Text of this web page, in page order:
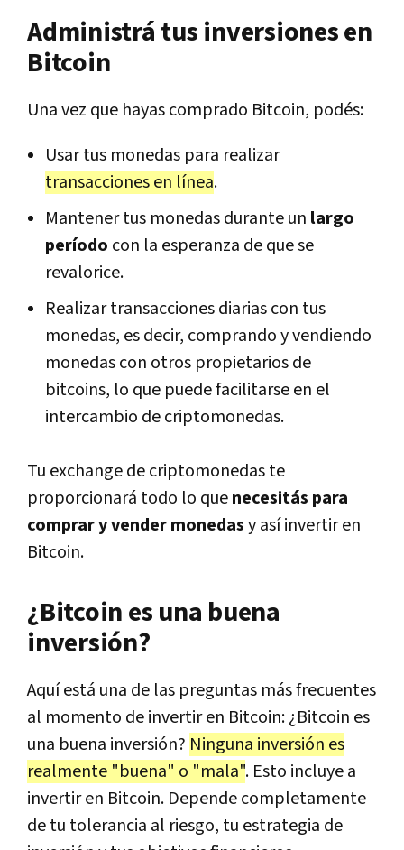
Administrá tus inversiones en
Bitcoin
Una vez que hayas comprado Bitcoin, podés:
Usar tus monedas para realizar
transacciones en línea.
Mantener tus monedas durante un largo
período con la esperanza de que se
revalorice.
Realizar transacciones diarias con tus
monedas, es decir, comprando y vendiendo
monedas con otros propietarios de
bitcoins, lo que puede facilitarse en el
intercambio de criptomonedas.
Tu exchange de criptomonedas te
proporcionará todo lo quenecesitás para
comprar y vender monedasy así invertir en
Bitcoin.
¿Bitcoin es una buena
inversión?
Aquí está una de las preguntas más frecuentes
al momento de invertir en Bitcoin: ¿Bitcoin es
una buena inversión? Ninguna inversión es
realmente "buena" o "mala". Esto incluye a
invertir en Bitcoin. Depende completamente
de tu tolerancia al riesgo, tu estrategia de